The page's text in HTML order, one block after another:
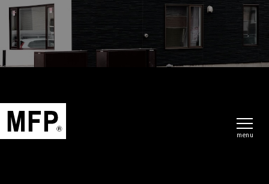
menu